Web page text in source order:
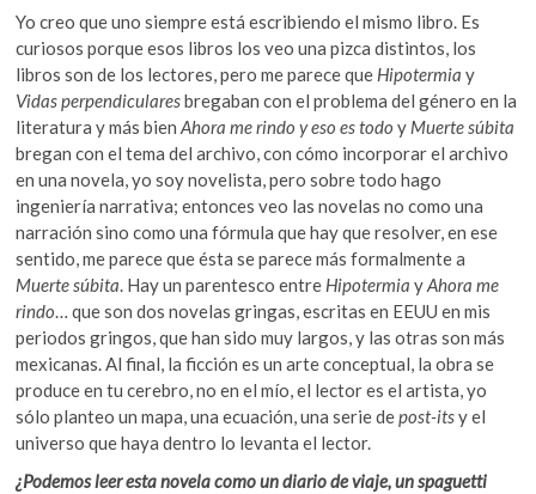
Yo creo que uno siempre está escribiendo el mismo libro. Es
curiosos porque esos libros los veo una pizca distintos, los
libros son de los lectores, pero me parece que Hipotermia y
Vidas perpendicularesbregaban con el problema del género en la
literatura y más bienAhora me rindo y eso es todoy Muerte súbita
bregan con el tema del archivo, con cómo incorporar el archivo
en una novela, yo soy novelista, pero sobre todo hago
ingeniería narrativa; entonces veo las novelas no como una
narración sino como una fórmula que hay que resolver, en ese
sentido, me parece que ésta se parece más formalmente a
Muerte súbita. Hay un parentesco entre Hipotermia yAhora me
rindo… que son dos novelas gringas, escritas en EEUU en mis
periodos gringos, que han sido muy largos, y las otras son más
mexicanas. Al final, la ficción es un arte conceptual, la obra se
produce en tu cerebro, no en el mío, el lector es el artista, yo
sólo planteo un mapa, una ecuación, una serie depost-itsy el
universo que haya dentro lo levanta el lector.
¿Podemos leer esta novela como un diario de viaje, un spaguetti